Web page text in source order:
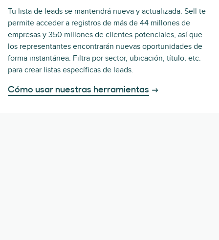
Tu lista de leads se mantendrá nueva y actualizada. Sell te
permite acceder a registros de más de 44 millones de
empresas y 350 millones de clientes potenciales, así que
los representantes encontrarán nuevas oportunidades de
forma instantánea. Filtra por sector, ubicación, título, etc.
para crear listas específicas de leads.
Cómo usar nuestras herramientas